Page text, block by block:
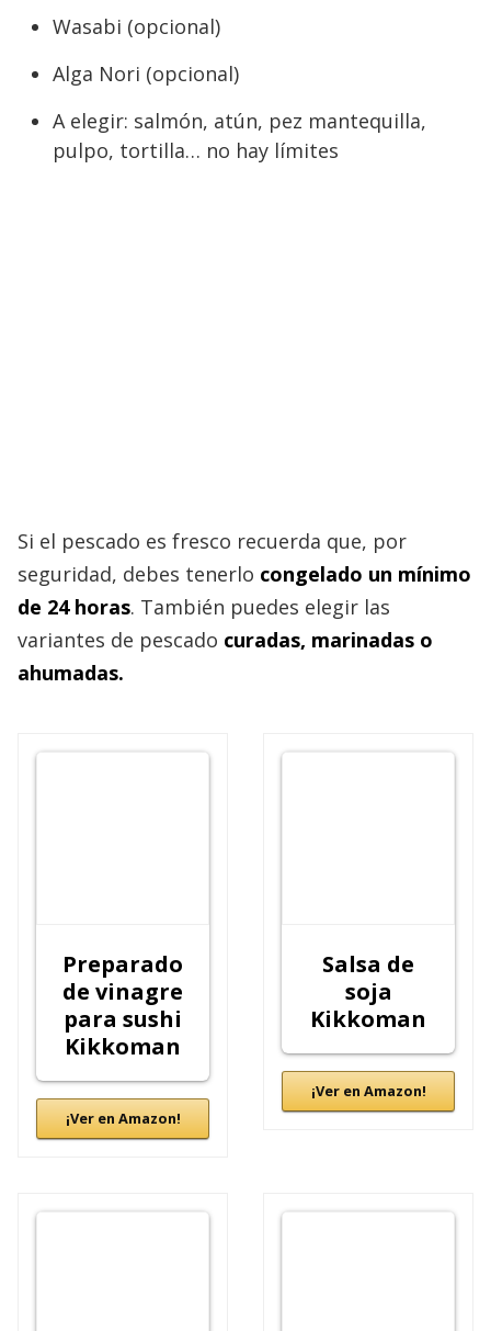
Wasabi (opcional)
Alga Nori (opcional)
A elegir: salmón, atún, pez mantequilla,
pulpo, tortilla… no hay límites
Si el pescado es fresco recuerda que, por
seguridad, debes tenerlo congelado un mínimo
de 24 horas. También puedes elegir las
variantes de pescado curadas, marinadas o
ahumadas.
Preparado
de vinagre
para sushi
Kikkoman
¡Ver en Amazon!
Salsa de
soja
Kikkoman
¡Ver en Amazon!